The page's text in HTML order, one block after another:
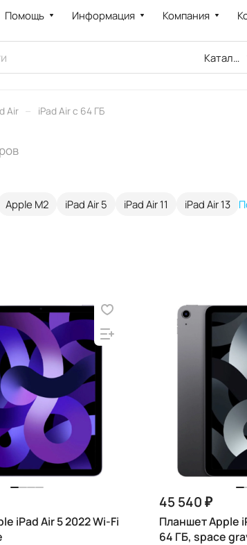
Помощь Информация Компания
Каталог
Air – iPad Air с 64 ГБ
Apple M2 iPad Air 5 iPad Air 11 iPad Air 13
iPad Air 5 2022 Wi-Fi
45 540 ₽
Планшет Apple
64 ГБ, space